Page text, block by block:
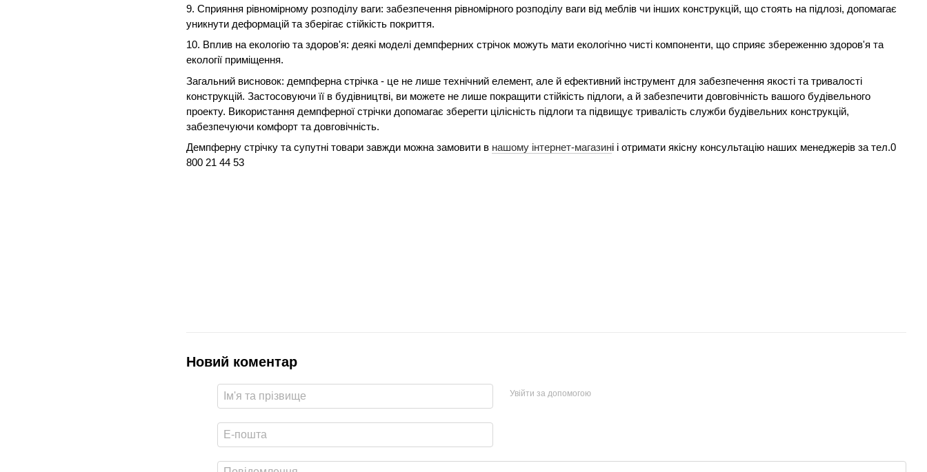
9. Сприяння рівномірному розподілу ваги: забезпечення рівномірного розподілу ваги від меблів чи інших конструкцій, що стоять на підлозі, допомагає
уникнути деформацій та зберігає стійкість покриття.
10. Вплив на екологію та здоров'я: деякі моделі демпферних стрічок можуть мати екологічно чисті компоненти, що сприяє збереженню здоров'я та
екології приміщення.
Загальний висновок: демпферна стрічка - це не лише технічний елемент, але й ефективний інструмент для забезпечення якості та тривалості
конструкцій. Застосовуючи її в будівництві, ви можете не лише покращити стійкість підлоги, а й забезпечити довговічність вашого будівельного
проекту. Використання демпферної стрічки допомагає зберегти цілісність підлоги та підвищує тривалість служби будівельних конструкцій,
забезпечуючи комфорт та довговічність.
Демпферну стрічку та супутні товари завжди можна замовити в нашому інтернет-магазині і отримати якісну консультацію наших менеджерів за тел.0
800 21 44 53
Новий коментар
Увійти за допомогою